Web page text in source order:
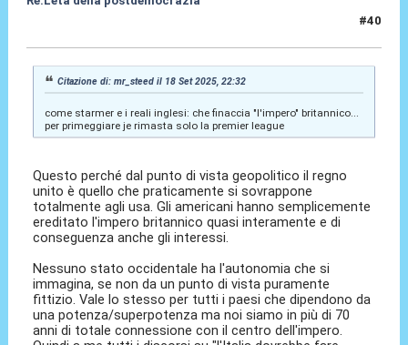
#40
Citazione di: mr_steed il 18 Set 2025, 22:32
come starmer e i reali inglesi: che finaccia "l'impero" britannico...
per primeggiare je rimasta solo la premier league
Questo perché dal punto di vista geopolitico il regno
unito è quello che praticamente si sovrappone
totalmente agli usa. Gli americani hanno semplicemente
ereditato l'impero britannico quasi interamente e di
conseguenza anche gli interessi.
Nessuno stato occidentale ha l'autonomia che si
immagina, se non da un punto di vista puramente
fittizio. Vale lo stesso per tutti i paesi che dipendono da
una potenza/superpotenza ma noi siamo in più di 70
anni di totale connessione con il centro dell'impero.